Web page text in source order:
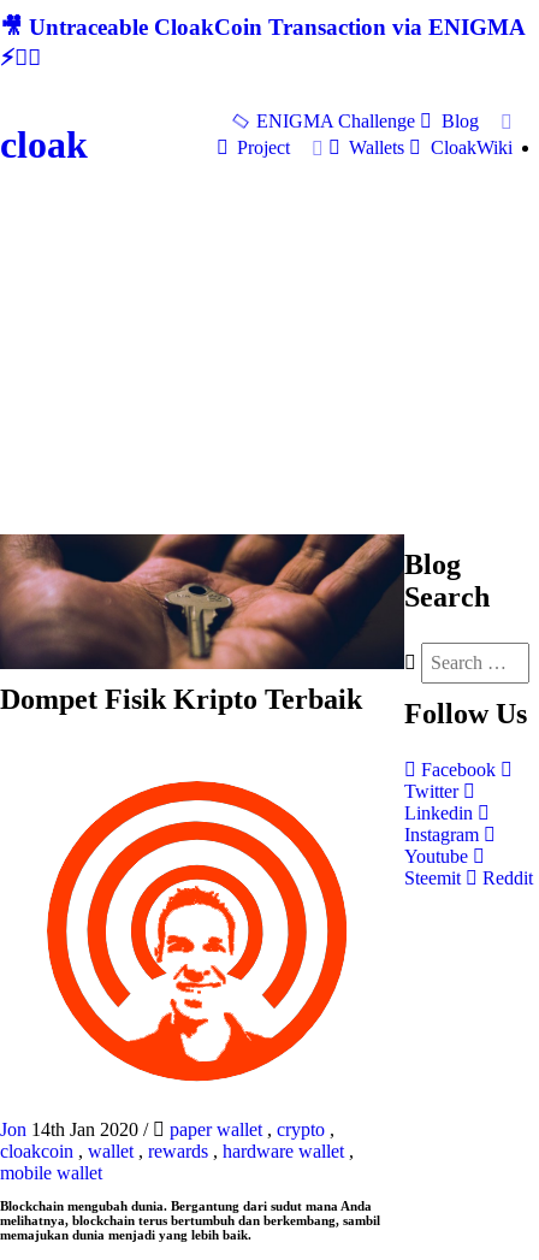
🎥 Untraceable CloakCoin Transaction via ENIGMA
⚡🕵‍♂
cloak
ENIGMA Challenge
Blog
Project
Wallets CloakWiki
Dompet Fisik Kripto Terbaik
Jon 14th Jan 2020 / paper wallet , crypto ,
cloakcoin , wallet , rewards , hardware wallet ,
mobile wallet
Blockchain mengubah dunia. Bergantung dari sudut mana Anda
melihatnya, blockchain terus bertumbuh dan berkembang, sambil
memajukan dunia menjadi yang lebih baik.
Blog
Search
Follow Us
Facebook
Twitter
Linkedin
Instagram
Youtube
Steemit
Reddit